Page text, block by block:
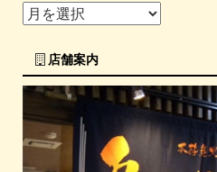
店舗案内